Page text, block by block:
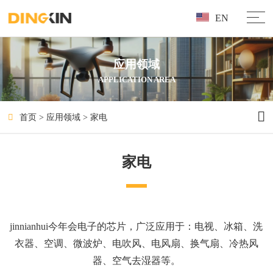
EN
应用领域
APPLICATION AREA
首页 > 应用领域 >家电
家电
jinnianhui今年会电子的芯片，广泛应用于：电视 冰箱 、洗
衣器
空调 、微波炉、电吹风、 电风扇
换气扇、冷热风
器、空气去湿器等。